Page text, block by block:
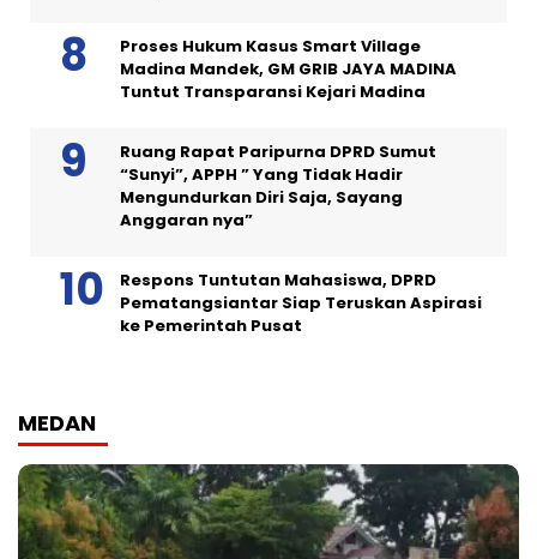
Proses Hukum Kasus Smart Village
Madina Mandek, GM GRIB JAYA MADINA
Tuntut Transparansi Kejari Madina
Ruang Rapat Paripurna DPRD Sumut
“Sunyi”, APPH ” Yang Tidak Hadir
Mengundurkan Diri Saja, Sayang
Anggaran nya”
Respons Tuntutan Mahasiswa, DPRD
Pematangsiantar Siap Teruskan Aspirasi
ke Pemerintah Pusat
MEDAN